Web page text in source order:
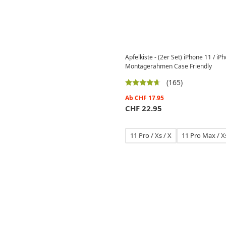
Apfelkiste - (2er Set) iPhone 11 /
Montagerahmen Case Friendly
(165)
Ab CHF 17.95
CHF 22.95
11 Pro / Xs / X 11 Pro Max /